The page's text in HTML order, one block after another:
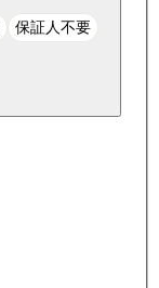
保証人不要